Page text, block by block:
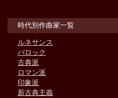
時代別作曲家一覧
ルネサンス
バロック
古典派
ロマン派
印象派
新古典主義